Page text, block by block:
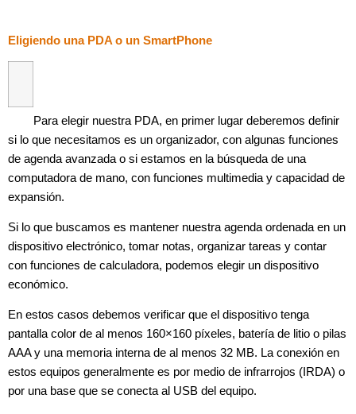
Eligiendo una PDA o un SmartPhone
Para elegir nuestra PDA, en primer lugar deberemos definir
si lo que necesitamos es un organizador, con algunas funciones
de agenda avanzada o si estamos en la búsqueda de una
computadora de mano, con funciones multimedia y capacidad de
expansión.
Si lo que buscamos es mantener nuestra agenda ordenada en un
dispositivo electrónico, tomar notas, organizar tareas y contar
con funciones de calculadora, podemos elegir un dispositivo
económico.
En estos casos debemos verificar que el dispositivo tenga
pantalla color de al menos 160×160 píxeles, batería de litio o pilas
AAA y una memoria interna de al menos 32 MB. La conexión en
estos equipos generalmente es por medio de infrarrojos (IRDA) o
por una base que se conecta al USB del equipo.